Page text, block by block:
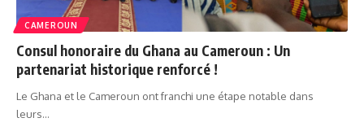
CAMEROUN
Consul honoraire du Ghana au Cameroun : Un
partenariat historique renforcé !
Le Ghana et le Cameroun ont franchi une étape notable dans
leurs…